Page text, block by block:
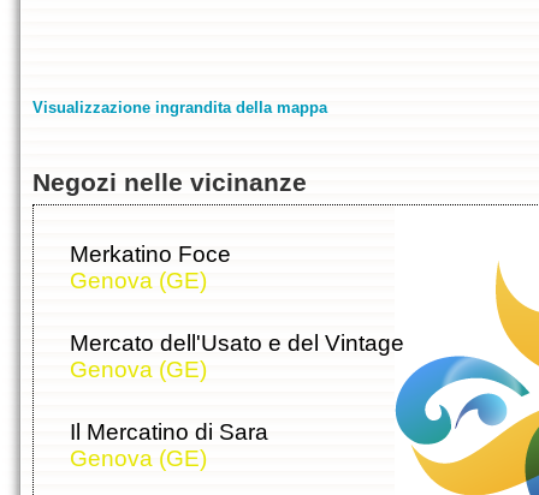
Visualizzazione ingrandita della mappa
Negozi nelle vicinanze
Merkatino Foce
Genova (GE)
Mercato dell'Usato e del Vintage
Genova (GE)
Il Mercatino di Sara
Genova (GE)